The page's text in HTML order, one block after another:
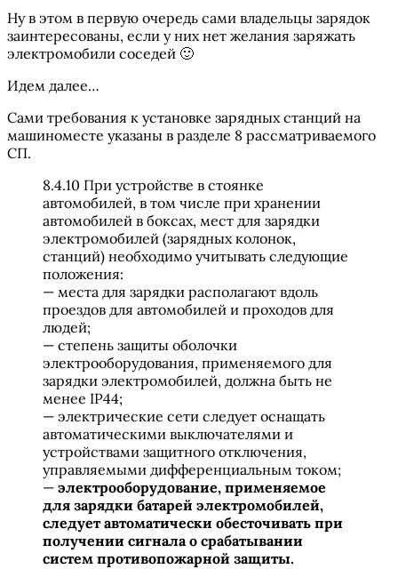
Ну в этом в первую очередь сами владельцы зарядок
заинтересованы, если у них нет желания заряжать
электромобили соседей 🙂
Идем далее…
Сами требования к установке зарядных станций на
машиноместе указаны в разделе 8 рассматриваемого
СП.
8.4.10 При устройстве в стоянке
автомобилей, в том числе при хранении
автомобилей в боксах, мест для зарядки
электромобилей (зарядных колонок,
станций) необходимо учитывать следующие
положения:
— места для зарядки располагают вдоль
проездов для автомобилей и проходов для
людей;
— степень защиты оболочки
электрооборудования, применяемого для
зарядки электромобилей, должна быть не
менее IP44;
— электрические сети следует оснащать
автоматическими выключателями и
устройствами защитного отключения,
управляемыми дифференциальным током;
— электрооборудование, применяемое
для зарядки батарей электромобилей,
следует автоматически обесточивать при
получении сигнала о срабатывании
систем противопожарной защиты.